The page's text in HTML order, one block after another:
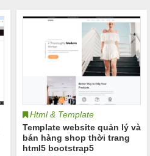
Html & Template
Template website quản lý và
bán hàng shop thời trang
html5 bootstrap5